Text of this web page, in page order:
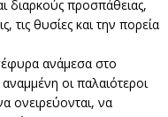
διαρκούς προσπάθειας,
τις θυσίες και την πορεία
ανάμεσα στο
οι παλαιότεροι
ονειρεύονται, να